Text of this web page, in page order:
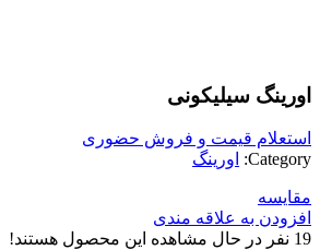
اورینگ سیلیکونی
استعلام قیمت و فروش حضوری
Category:
اورینگ
مقایسه
افزودن به علاقه مندی
19 نفر در حال مشاهده این محصول هستند!